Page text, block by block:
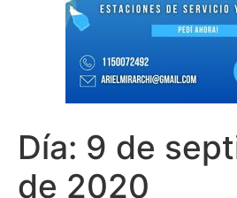
Día: 9 de
de 2020